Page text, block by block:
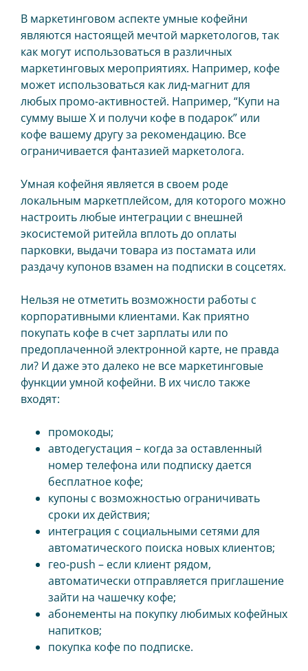
В маркетинговом аспекте умные кофейни
являются настоящей мечтой маркетологов, так
как могут использоваться в различных
маркетинговых мероприятиях. Например, кофе
может использоваться как лид-магнит для
любых промо-активностей. Например, “Купи на
сумму выше Х и получи кофе в подарок” или
кофе вашему другу за рекомендацию. Все
ограничивается фантазией маркетолога.
Умная кофейня является в своем роде
локальным маркетплейсом, для которого можно
настроить любые интеграции с внешней
экосистемой ритейла вплоть до оплаты
парковки, выдачи товара из постамата или
раздачу купонов взамен на подписки в соцсетях.
Нельзя не отметить возможности работы с
корпоративными клиентами. Как приятно
покупать кофе в счет зарплаты или по
предоплаченной электронной карте, не правда
ли? И даже это далеко не все маркетинговые
функции умной кофейни. В их число также
входят:
промокоды;
автодегустация – когда за оставленный
номер телефона или подписку дается
бесплатное кофе;
купоны с возможностью ограничивать
сроки их действия;
интеграция с социальными сетями для
автоматического поиска новых клиентов;
гео-push – если клиент рядом,
автоматически отправляется приглашение
зайти на чашечку кофе;
абонементы на покупку любимых кофейных
напитков;
покупка кофе по подписке.